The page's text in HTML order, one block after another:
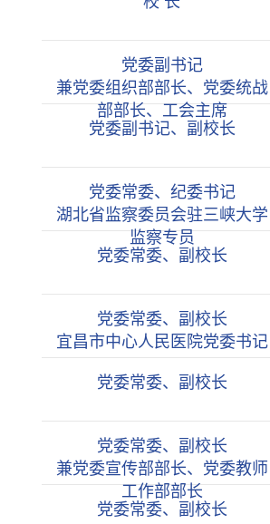
党委副书记
兼党委组织部部长、党委统战
部部长、工会主席
党委副书记、副校长
党委常委、纪委书记
湖北省监察委员会驻三峡大学
监察专员
党委常委、副校长
党委常委、副校长
宜昌市中心人民医院党委书记
党委常委、副校长
党委常委、副校长
兼党委宣传部部长、党委教师
工作部部长
党委常委、副校长